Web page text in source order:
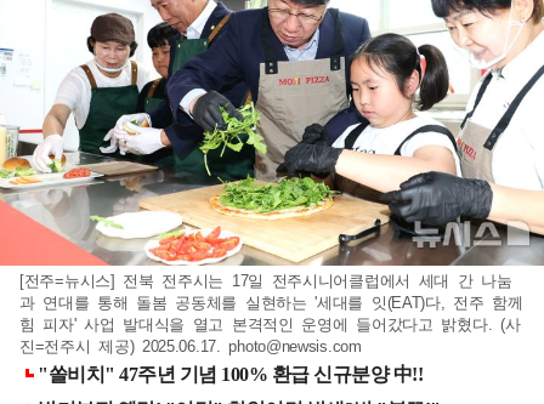
[전주=뉴시스] 전북 전주시는 17일 전주시니어클럽에서 세대 간 나눔
과 연대를 통해 돌봄 공동체를 실현하는 '세대를 잇(EAT)다, 전주 함께
힘 피자' 사업 발대식을 열고 본격적인 운영에 들어갔다고 밝혔다. (사
진=전주시 제공) 2025.06.17.photo@newsis.com